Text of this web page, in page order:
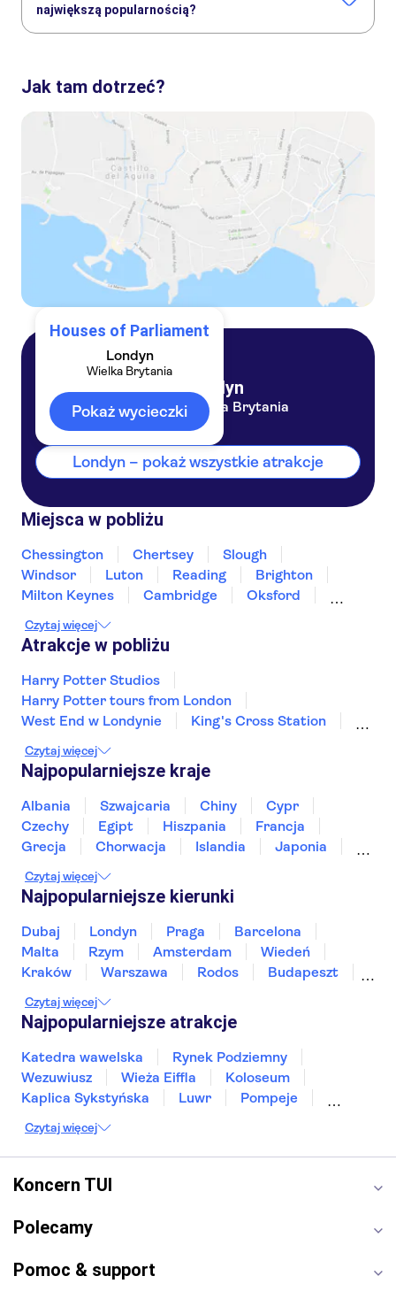
Harry Potter Studios
Harry Potter tours from London
Wycieczki autobusowe w Londynie
największą popularnością?
atrakcje:
Piesza wycieczka po Izbach Parlamentu i Westminsterze
Zwiedzanie głównych atrakcji Londynu z przewodnikiem i wizyta w Izbach Parlamentu
Jak tam dotrzeć?
Houses of Parliament
Londyn
Wielka Brytania
Pokaż wycieczki
Londyn
Wielka Brytania
Londyn – pokaż wszystkie atrakcje
Miejsca w pobliżu
Chessington Chertsey
Slough
Windsor
Luton Reading
Brighton
Milton Keynes
Cambridge
Oksford
Portsmouth
Czytaj więcej
Atrakcje w pobliżu
Harry Potter Studios
Harry Potter tours from London
West End w Londynie
King's Cross Station
Wycieczki autobusowe w Londynie
Stare miasto w Edynburgu
Tamiza
Tower Bridge
Tower of London
Madame Tussauds w Londynie
Katedra Świętego Pawła
The Shard
Czytaj więcej
Najpopularniejsze kraje
Albania Szwajcaria Chiny
Cypr
Czechy
Egipt Hiszpania
Francja
Grecja
Chorwacja Islandia
Japonia
Tajlandia
Tunezja Turcja
Czytaj więcej
Najpopularniejsze kierunki
Dubaj Londyn Praga
Barcelona
Malta
Rzym Amsterdam
Wiedeń
Kraków
Warszawa Rodos
Budapeszt
Poznań
Sopot Gdynia
Czytaj więcej
Najpopularniejsze atrakcje
Katedra wawelska
Rynek Podziemny
Wezuwiusz
Wieża Eiffla
Koloseum
Kaplica Sykstyńska
Luwr
Pompeje
Akropol
Wawel
Park Güell
Alhambra
Caminito del Rey
Energylandia
Czytaj więcej
Koncern TUI
Polecamy
Pomoc & support